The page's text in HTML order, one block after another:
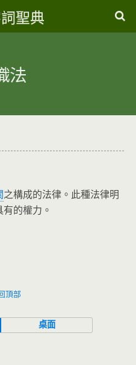
聖典
法
之構成的法律。此種法律明
的權力。
頂部
桌面